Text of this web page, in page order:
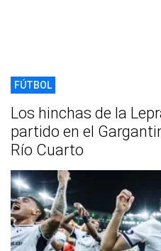
FÚTBOL
Los hinchas de la
partido en el
Río Cuarto